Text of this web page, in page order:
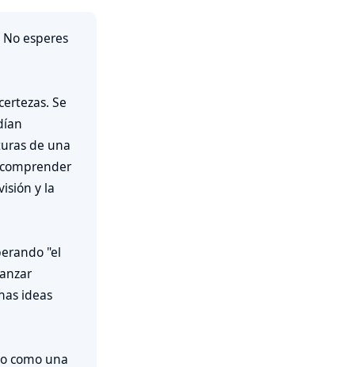
esperes
Se
de una
y la
"el
ideas
como una